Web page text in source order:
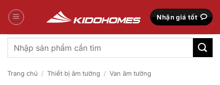
qua
Nhận giá tốt
Tìm
kiếm:
Trang chủ / Thiết bị âm tường / Van âm tường